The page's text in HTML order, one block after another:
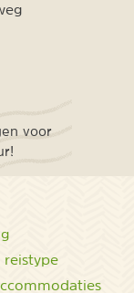
voor
reistype